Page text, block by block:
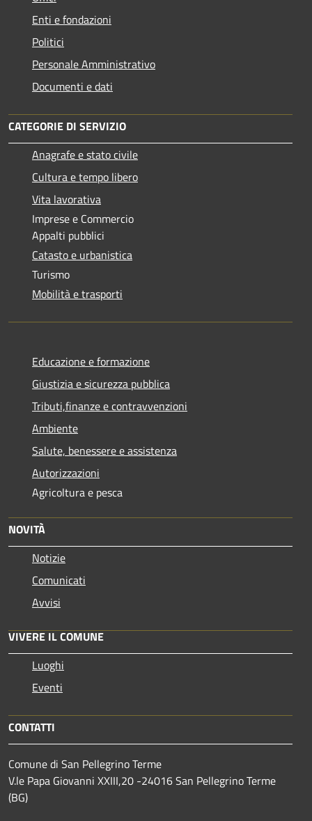
Enti e fondazioni
Politici
Personale Amministrativo
Documenti e dati
CATEGORIE DI SERVIZIO
Anagrafe e stato civile
Cultura e tempo libero
Vita lavorativa
Imprese e Commercio
Appalti pubblici
Catasto e urbanistica
Turismo
Mobilità e trasporti
Educazione e formazione
Giustizia e sicurezza pubblica
Tributi,finanze e contravvenzioni
Ambiente
Salute, benessere e assistenza
Autorizzazioni
Agricoltura e pesca
NOVITÀ
Notizie
Comunicati
Avvisi
VIVERE IL COMUNE
Luoghi
Eventi
CONTATTI
Comune di San Pellegrino Terme
V.le Papa Giovanni XXIII,20 -24016 San Pellegrino Terme
(BG)